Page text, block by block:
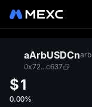
aArbUSDCnarb
0x72...c637
$1
0.00%